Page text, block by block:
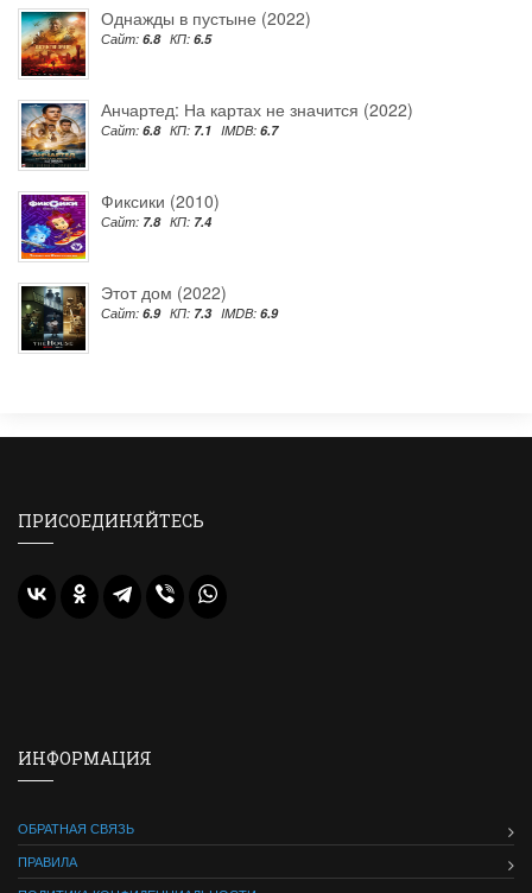
Однажды в пустыне (2022)
Сайт: 6.8 КП: 6.5
Анчартед: На картах не значится (2022)
Сайт: 6.8 КП: 7.1 IMDB: 6.7
Фиксики (2010)
Сайт: 7.8 КП: 7.4
Этот дом (2022)
Сайт: 6.9 КП: 7.3 IMDB: 6.9
ПРИСОЕДИНЯЙТЕСЬ
ИНФОРМАЦИЯ
ОБРАТНАЯ СВЯЗЬ
ПРАВИЛА